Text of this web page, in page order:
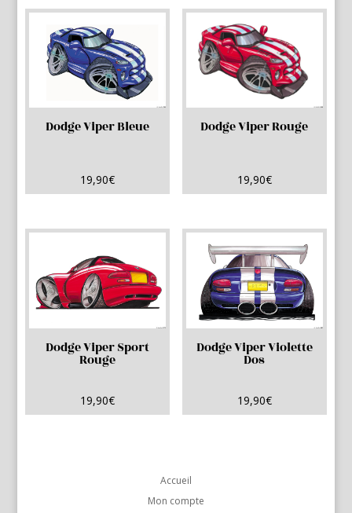
Dodge Viper Bleue
19,90€
Dodge Viper Rouge
19,90€
Dodge Viper Sport
Rouge
19,90€
Dodge Viper Violette
Dos
19,90€
Accueil
Mon compte